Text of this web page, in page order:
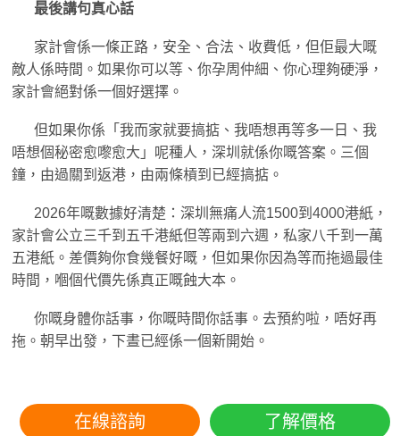
最後講句真心話
家計會係一條正路，安全、合法、收費低，但佢最大嘅
敵人係時間。如果你可以等、你孕周仲細、你心理夠硬淨，
家計會絕對係一個好選擇。
但如果你係「我而家就要搞掂、我唔想再等多一日、我
唔想個秘密愈嚟愈大」呢種人，深圳就係你嘅答案。三個
鐘，由過關到返港，由兩條槓到已經搞掂。
2026年嘅數據好清楚：深圳無痛人流1500到4000港紙，
家計會公立三千到五千港紙但等兩到六週，私家八千到一萬
五港紙。差價夠你食幾餐好嘅，但如果你因為等而拖過最佳
時間，嗰個代價先係真正嘅蝕大本。
你嘅身體你話事，你嘅時間你話事。去預約啦，唔好再
拖。朝早出發，下晝已經係一個新開始。
在線諮詢 了解價格